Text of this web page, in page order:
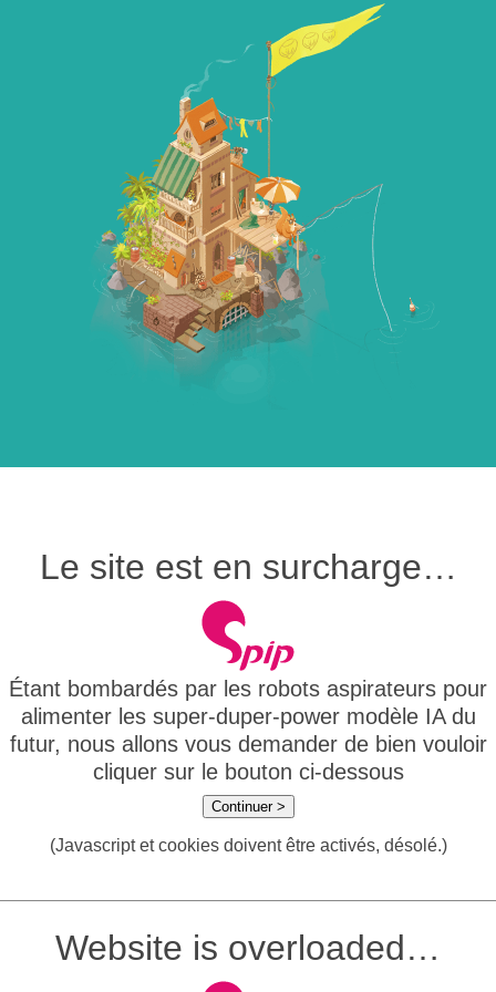
Le site est en surcharge…
Étant bombardés par les robots aspirateurs pour
alimenter les super-duper-power modèle IA du
futur, nous allons vous demander de bien vouloir
cliquer sur le bouton ci-dessous
Continuer >
(Javascript et cookies doivent être activés, désolé.)
Website is overloaded…